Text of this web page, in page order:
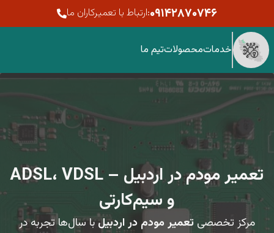
۰۹۱۴۲۸۷۰۷۴۶:ارتباط با تعمیرکاران ما
خدماتمحصولاتتیم ما
تعمیر مودم در اردبیل – ADSL، VDSL
و سیم‌کارتی
مرکز تخصصی تعمیر مودم در اردبیلبا سال‌ها تجربه در